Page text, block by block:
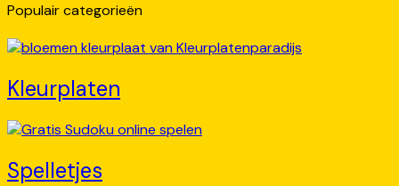
Populair categorieën
Kleurplaten
Spelletjes